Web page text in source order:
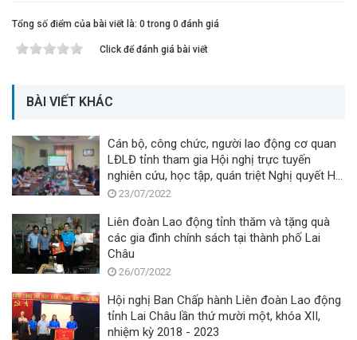
Tổng số điểm của bài viết là: 0 trong 0 đánh giá
Click để đánh giá bài viết
BÀI VIẾT KHÁC
Cán bộ, công chức, người lao động cơ quan
LĐLĐ tỉnh tham gia Hội nghị trực tuyến
nghiên cứu, học tập, quán triệt Nghị quyết Hội
nghị lần thứ năm Ban Chấp hành Trung ương
23/07/2022
Liên đoàn Lao động tỉnh thăm và tặng quà
các gia đình chính sách tại thành phố Lai
Châu
26/07/2022
Hội nghị Ban Chấp hành Liên đoàn Lao động
tỉnh Lai Châu lần thứ mười một, khóa XII,
nhiệm kỳ 2018 - 2023